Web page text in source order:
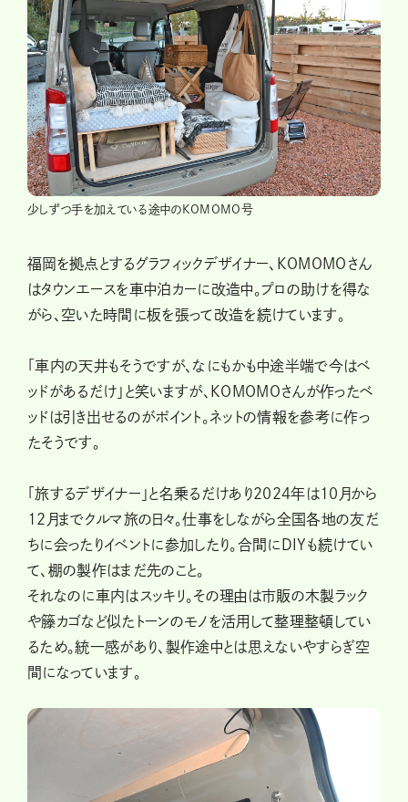
少しずつ手を加えている途中のKOMOMO号
福岡を拠点とするグラフィックデザイナー、KOMOMOさん
はタウンエースを車中泊カーに改造中。プロの助けを得な
がら、空いた時間に板を張って改造を続けています。
「車内の天井もそうですが、なにもかも中途半端で今はベ
ッドがあるだけ」と笑いますが、KOMOMOさんが作ったベ
ッドは引き出せるのがポイント。ネットの情報を参考に作っ
たそうです。
「旅するデザイナー」と名乗るだけあり2024年は10月から
12月までクルマ旅の日々。仕事をしながら全国各地の友だ
ちに会ったりイベントに参加したり。合間にDIYも続けてい
て、棚の製作はまだ先のこと。
それなのに車内はスッキリ。その理由は市販の木製ラック
や籐カゴなど似たトーンのモノを活用して整理整頓してい
るため。統一感があり、製作途中とは思えないやすらぎ空
間になっています。